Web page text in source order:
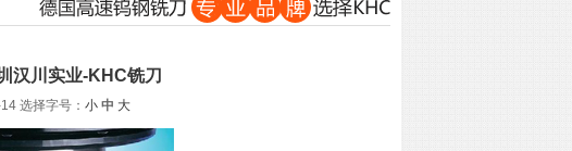
汉川实业-KHC铣刀
选择字号： 小 中 大